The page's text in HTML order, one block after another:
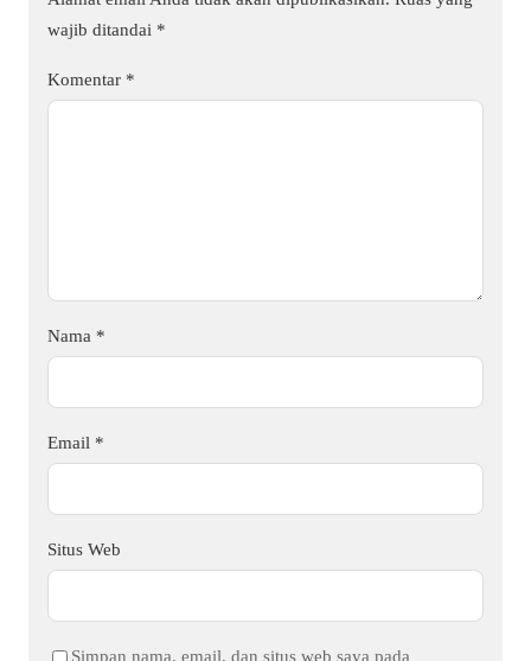
wajib ditandai *
Komentar *
Nama *
Email *
Situs Web
Simpan nama, email, dan situs web saya pada